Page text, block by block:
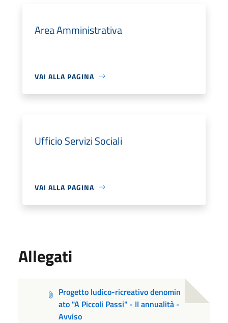
Area Amministrativa
VAI ALLA PAGINA
Ufficio Servizi Sociali
VAI ALLA PAGINA
Allegati
Progetto ludico-ricreativo denomin
ato "A Piccoli Passi" - II annualità -
Avviso